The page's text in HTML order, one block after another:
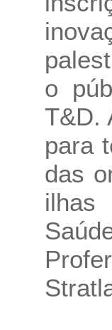
o
T&D.
para
das
ilhas